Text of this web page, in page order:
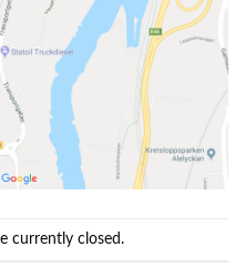
currently closed.